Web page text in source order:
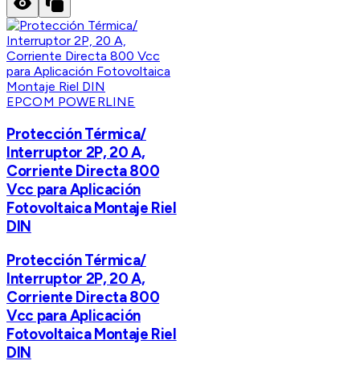
EPCOM POWERLINE
Protección Térmica/
Interruptor 2P, 20 A,
Corriente Directa 800
Vcc para Aplicación
Fotovoltaica Montaje Riel
DIN
Protección Térmica/
Interruptor 2P, 20 A,
Corriente Directa 800
Vcc para Aplicación
Fotovoltaica Montaje Riel
DIN